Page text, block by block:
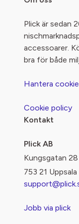
Plick är sedan
accessoarer.
bra för både
Hantera
Cookie policy
Kontakt
Plick AB
Kungsgatan 28
753 21 Uppsala
Jobb via plick